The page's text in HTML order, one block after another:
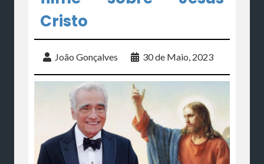
Cristo
João Gonçalves 30 de Maio, 2023